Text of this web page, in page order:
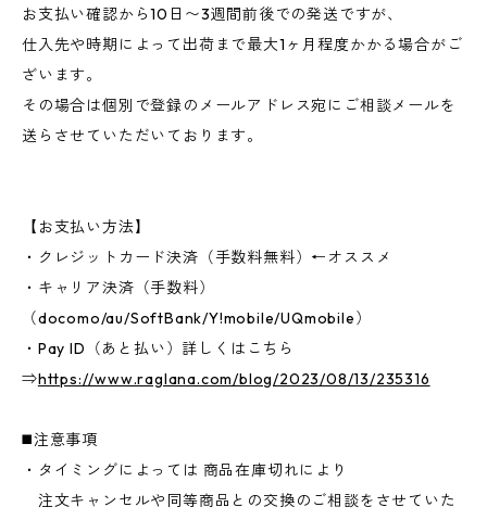
お支払い確認から10日〜3週間前後での発送ですが、
仕入先や時期によって出荷まで最大1ヶ月程度かかる場合がご
ざいます。
その場合は個別で登録のメールアドレス宛にご相談メールを
送らさせていただいております。
【お支払い方法】
・クレジットカード決済（手数料無料）←オススメ
・キャリア決済（手数料）
（docomo/au/SoftBank/Y!mobile/UQmobile）
・Pay ID（あと払い）詳しくはこちら
⇒https://www.raglana.com/blog/2023/08/13/235316
◼️注意事項
・タイミングによっては 商品在庫切れにより
注文キャンセルや同等商品との交換のご相談をさせていた